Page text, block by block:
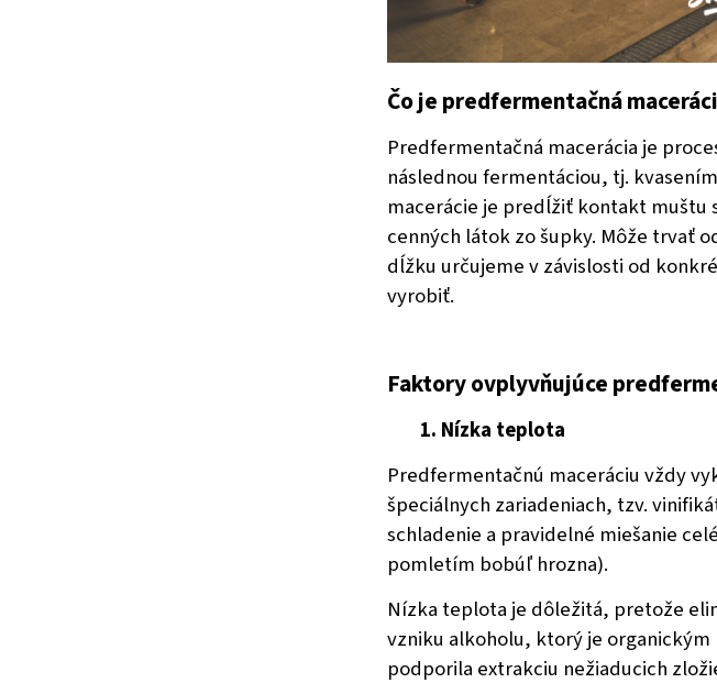
Čo je predfermentačná
Predfermentačná macerácia je
následnou fermentáciou, tj.
macerácie je predĺžiť kontakt muštu
cenných látok zo šupky. Môže trvať
dĺžku určujeme v závislosti od
vyrobiť.
Faktory ovplyvňujúce
1. Nízka teplota
Predfermentačnú maceráciu vždy
špeciálnych zariadeniach, tzv.
schladenie a pravidelné miešanie
pomletím bobúľ hrozna).
Nízka teplota je dôležitá, pretože
vzniku alkoholu, ktorý je
podporila extrakciu nežiaducich